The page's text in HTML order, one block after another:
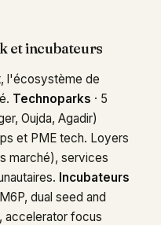
et incubateurs
l'écosystème de
Technoparks · 5
Oujda, Agadir)
et PME tech. Loyers
marché), services
Incubateurs
dual seed and
accelerator focus